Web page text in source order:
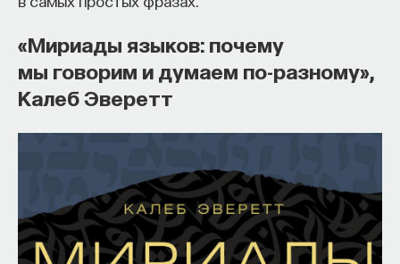
«Мириады языков: почему
мы говорим и думаем по-разному»,
Калеб Эверетт